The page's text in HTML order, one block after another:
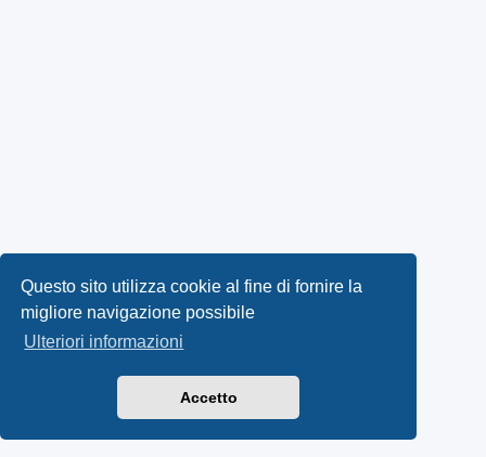
Questo sito utilizza cookie al fine di fornire la
migliore navigazione possibile
Ulteriori informazioni
Accetto